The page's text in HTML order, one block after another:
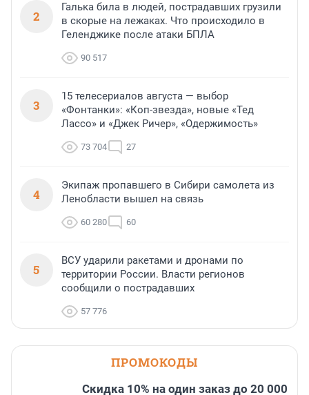
2
Галька била в людей, пострадавших грузили
в скорые на лежаках. Что происходило в
Геленджике после атаки БПЛА
90 517
3
15 телесериалов августа — выбор
«Фонтанки»: «Коп-звезда», новые «Тед
Лассо» и «Джек Ричер», «Одержимость»
73 704 27
4
Экипаж пропавшего в Сибири самолета из
Ленобласти вышел на связь
60 280 60
5
ВСУ ударили ракетами и дронами по
территории России. Власти регионов
сообщили о пострадавших
57 776
ПРОМОКОДЫ
Скидка 10% на один заказ до 20 000